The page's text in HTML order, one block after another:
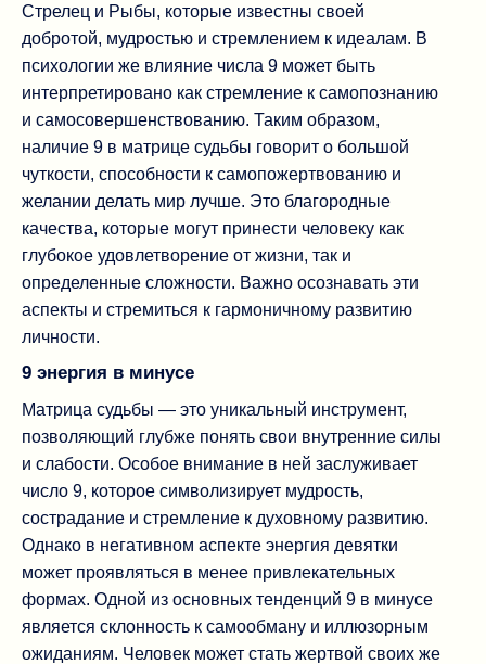
Стрелец и Рыбы, которые известны своей
добротой, мудростью и стремлением к идеалам. В
психологии же влияние числа 9 может быть
интерпретировано как стремление к самопознанию
и самосовершенствованию. Таким образом,
наличие 9 в матрице судьбы говорит о большой
чуткости, способности к самопожертвованию и
желании делать мир лучше. Это благородные
качества, которые могут принести человеку как
глубокое удовлетворение от жизни, так и
определенные сложности. Важно осознавать эти
аспекты и стремиться к гармоничному развитию
личности.
9 энергия в минусе
Матрица судьбы — это уникальный инструмент,
позволяющий глубже понять свои внутренние силы
и слабости. Особое внимание в ней заслуживает
число 9, которое символизирует мудрость,
сострадание и стремление к духовному развитию.
Однако в негативном аспекте энергия девятки
может проявляться в менее привлекательных
формах. Одной из основных тенденций 9 в минусе
является склонность к самообману и иллюзорным
ожиданиям. Человек может стать жертвой своих же